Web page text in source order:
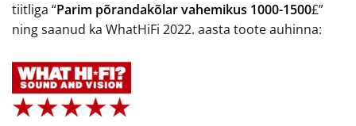
tiitliga “Parim põrandakõlar vahemikus 1000-1500£”
ning saanud ka WhatHiFi 2022. aasta toote auhinna: